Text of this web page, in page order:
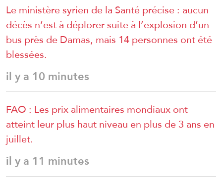
Le ministère syrien de la Santé précise : aucun
décès n’est à déplorer suite à l’explosion d’un
bus près de Damas, mais 14 personnes ont été
blessées.
il y a 10 minutes
FAO : Les prix alimentaires mondiaux ont
atteint leur plus haut niveau en plus de 3 ans en
juillet.
il y a 11 minutes